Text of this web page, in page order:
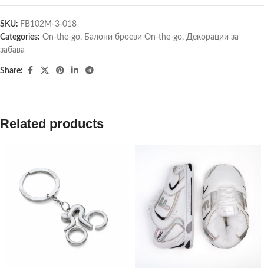
SKU: FB102M-3-018
Categories: On-the-go, Балони броеви On-the-go, Декорации за
забава
Share:
Related products